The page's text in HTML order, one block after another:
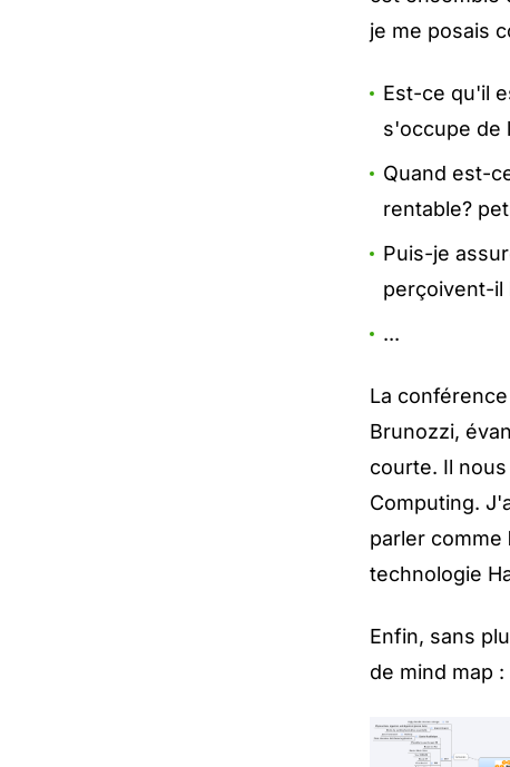
je me posais
Est-ce qu'il
s'occupe de
Quand est-
rentable?
Puis-je
perçoivent-il
...
La
Brunozzi,
courte. Il
Computing.
parler comme
technologie
Enfin, sans
de mind map :